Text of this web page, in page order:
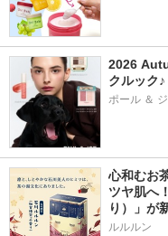
2026
クルック♪
ポール ＆
心和むお
ツヤ肌へ
り）」が